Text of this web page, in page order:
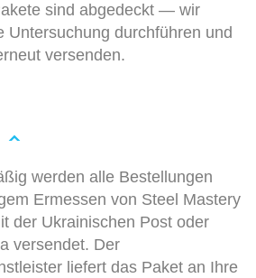
sind abgedeckt — wir
Untersuchung durchführen und
versenden.
werden alle Bestellungen
Ermessen von Steel Mastery
der Ukrainischen Post oder
versendet. Der
liefert das Paket an Ihre